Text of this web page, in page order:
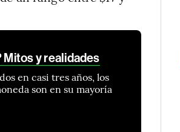
Mitos y realidades
en casi tres años, los
son en su mayoría